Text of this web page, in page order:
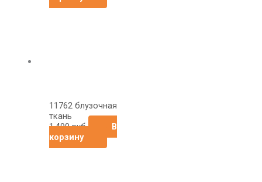
11762 блузочная
ткань
1,490руб
В
корзину